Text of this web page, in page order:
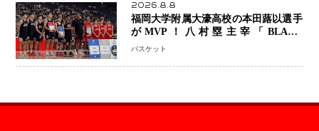
2026.8.8
福岡大学附属大濠高校の本田蕗以選手
がMVP！八村塁主宰「BLACK
SAMURAI SUMMIT 2026」で存在
なった」
バスケット